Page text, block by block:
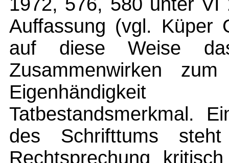
Auffassung (vgl. Küper
auf diese Weise
Zusammenwirken zum
Tatbestandsmerkmal.
des Schrifttums
Rechtsprechung